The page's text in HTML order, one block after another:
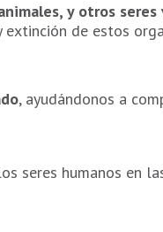
y otros seres
de estos
, ayudándonos a
seres humanos en